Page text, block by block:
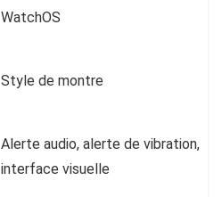
WatchOS
Style de montre
Alerte audio, alerte de vibration,
interface visuelle